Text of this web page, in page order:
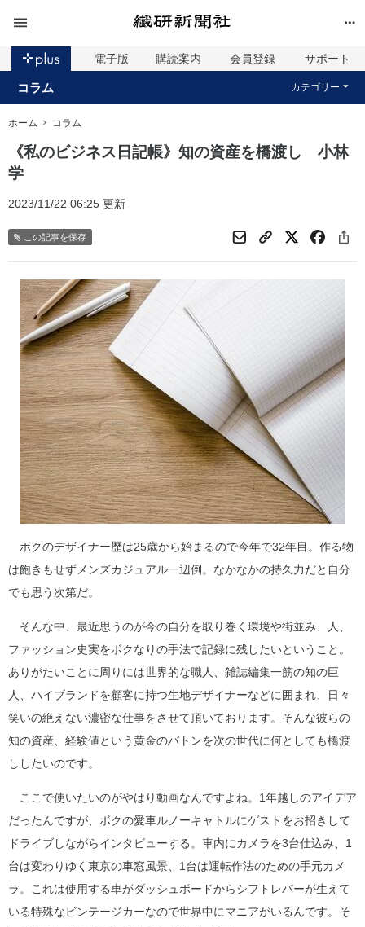
電子版 購読案内 会員登録 サポート
コラム カテゴリー
ホーム コラム
《私のビジネス日記帳》知の資産を橋渡し 小林
学
2023/11/22 06:25 更新
この記事を保存
ボクのデザイナー歴は25歳から始まるので今年で32年目。作る物
は飽きもせずメンズカジュアル一辺倒。なかなかの持久力だと自分
でも思う次第だ。
そんな中、最近思うのが今の自分を取り巻く環境や街並み、人、
ファッション史実をボクなりの手法で記録に残したいということ。
ありがたいことに周りには世界的な職人、雑誌編集一筋の知の巨
人、ハイブランドを顧客に持つ生地デザイナーなどに囲まれ、日々
笑いの絶えない濃密な仕事をさせて頂いております。そんな彼らの
知の資産、経験値という黄金のバトンを次の世代に何としても橋渡
ししたいのです。
ここで使いたいのがやはり動画なんですよね。1年越しのアイデア
だったんですが、ボクの愛車ルノーキャトルにゲストをお招きして
ドライブしながらインタビューする。車内にカメラを3台仕込み、1
台は変わりゆく東京の車窓風景、1台は運転作法のための手元カメ
ラ。これは使用する車がダッシュボードからシフトレバーが生えて
いる特殊なビンテージカーなので世界中にマニアがいるんです。そ